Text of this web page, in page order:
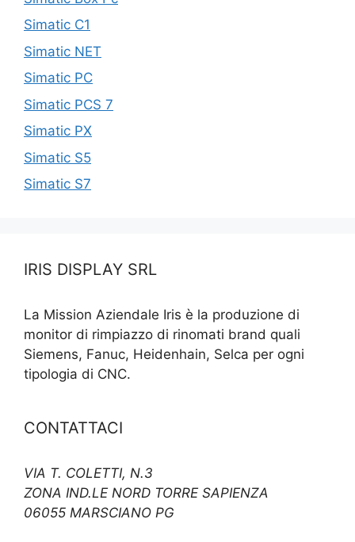
Simatic C1
Simatic NET
Simatic PC
Simatic PCS 7
Simatic PX
Simatic S5
Simatic S7
IRIS DISPLAY SRL
La Mission Aziendale Iris è la produzione di
monitor di rimpiazzo di rinomati brand quali
Siemens, Fanuc, Heidenhain, Selca per ogni
tipologia di CNC.
CONTATTACI
VIA T. COLETTI, N.3
ZONA IND.LE NORD TORRE SAPIENZA
06055 MARSCIANO PG